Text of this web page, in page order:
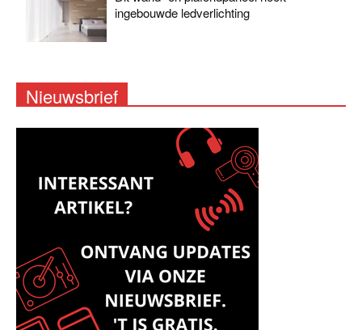
ingebouwde ledverlichting
Nieuwsbrief